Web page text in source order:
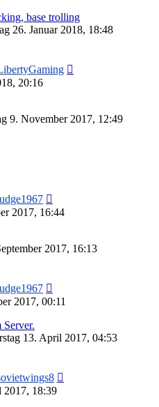
base trolling
26. Januar 2018, 18:48
20:16
9. November 2017, 12:49
2017, 16:44
2017, 16:13
2017, 00:11
13. April 2017, 04:53
2017, 18:39